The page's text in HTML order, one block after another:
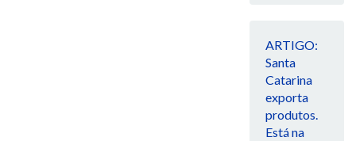
ARTIGO:
Santa
Catarina
exporta
produtos.
Está na